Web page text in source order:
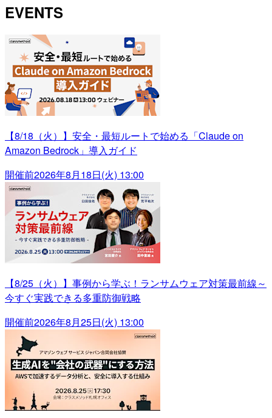
EVENTS
【8/18（火）】安全・最短ルートで始める「Claude on
Amazon Bedrock」導入ガイド
開催前2026年8月18日(火) 13:00
【8/25（火）】事例から学ぶ！ランサムウェア対策最前線～
今すぐ実践できる多重防御戦略
開催前2026年8月25日(火) 13:00